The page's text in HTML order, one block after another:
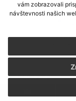
vám zobrazovali
návštevnosti našich
04.09.2019